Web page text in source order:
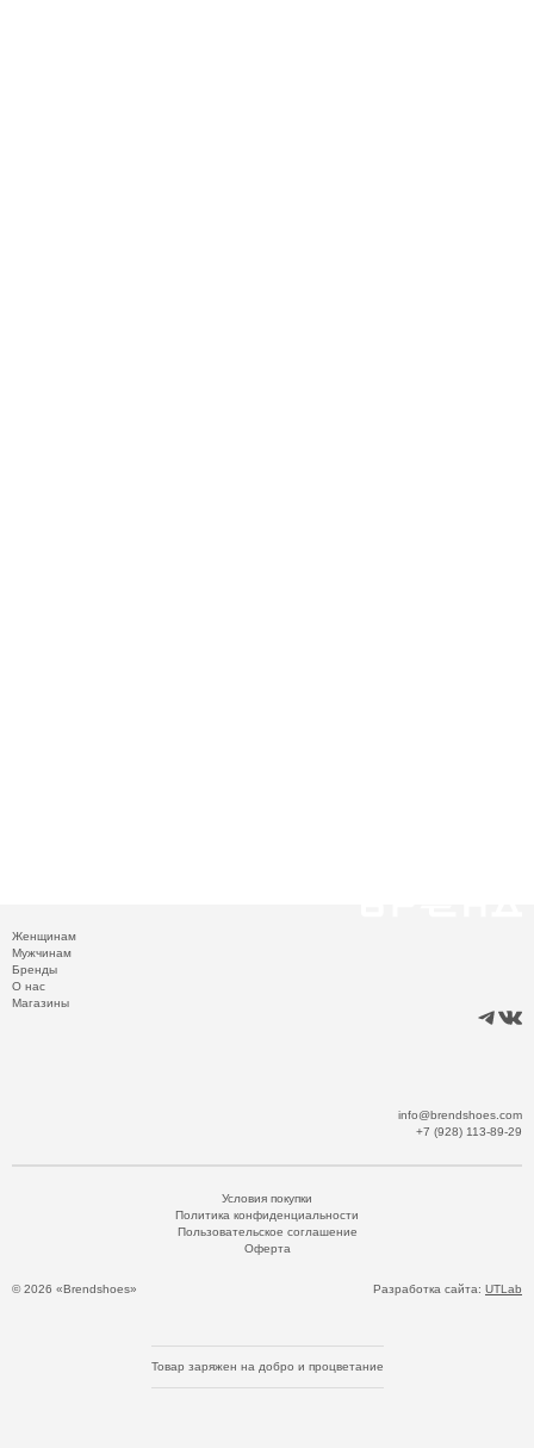
Женщинам
Мужчинам
Бренды
О нас
Магазины
info@brendshoes.com
+7 (928) 113-89-29
© 2026 «Brendshoes»
Условия покупки
Политика конфиденциальности
Пользовательское соглашение
Оферта
Разработка сайта: UTLab
Товар заряжен на добро и процветание